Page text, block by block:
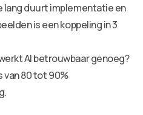
lang duurt implementatie en
is een koppeling in 3
AI betrouwbaar genoeg?
80 tot 90%